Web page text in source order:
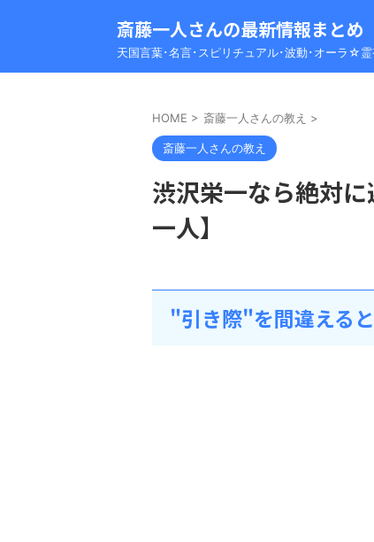
斎藤一人さんの最新情報まとめ
天国言葉･名言･スピリチュアル･波動･オーラ☆霊
HOME > 斎藤一人さんの教え >
斎藤一人さんの教え
渋沢栄一なら絶対
一人】
"引き際"を間違える